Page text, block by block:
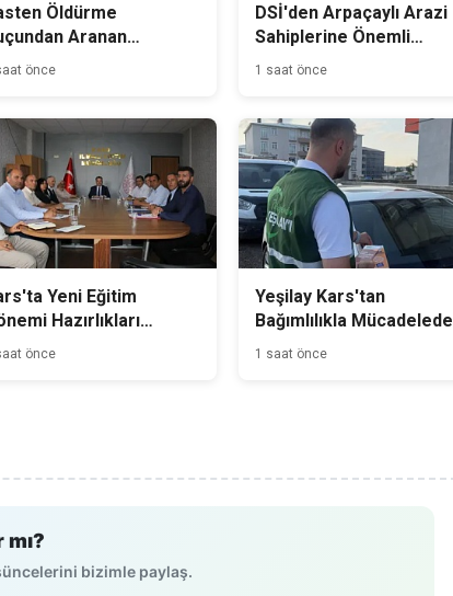
Öldürme
Aranan
Kağızman'da
önce
DSİ'den Arpaçaylı Arazi
Sahiplerine Önemli
Duyuru
1 saat önce
Yeni Eğitim
Hazırlıkları
önce
Yeşilay Kars'tan
Bağımlılıkla Mücadelede
Farkındalık Seferberliği
1 saat önce
bizimle paylaş.